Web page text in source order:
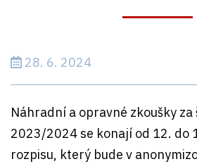
28. 6. 2024
Náhradní a opravné zkoušky
2023/2024 se konají od 12. do
rozpisu, který bude v